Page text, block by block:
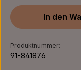
In den
Produktnummer:
91-841876